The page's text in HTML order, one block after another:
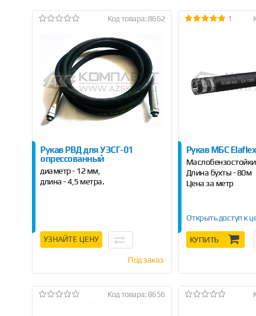
Код товара: 8662
Рукав РВД для УЗСГ-01
опрессованный
диаметр - 12 мм,
длина - 4,5 метра.
УЗНАЙТЕ ЦЕНУ
Под заказ
1
Рукав МБС
Длина бухты - 80м
Цена за метр
Открыть доступ к
КУПИТЬ
Код товара: 8656